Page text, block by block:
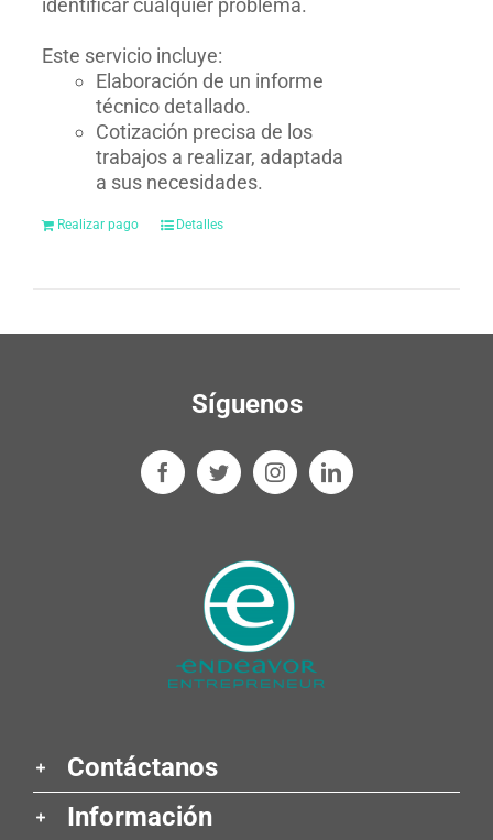
identificar cualquier problema.
Este servicio incluye:
Elaboración de un informe
técnico detallado.
Cotización precisa de los
trabajos a realizar, adaptada
a sus necesidades.
Realizar pago Detalles
Síguenos
Contáctanos
Información